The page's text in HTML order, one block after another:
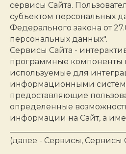
сервисы Сайта.
субъектом персональных
Федерального закона от
персональных данных".
Сервисы Сайта -
программные компоненты
используемые для
информационными
предоставляющие
определенные
информации на Сайт, а
(далее - Сервисы, Сервисы